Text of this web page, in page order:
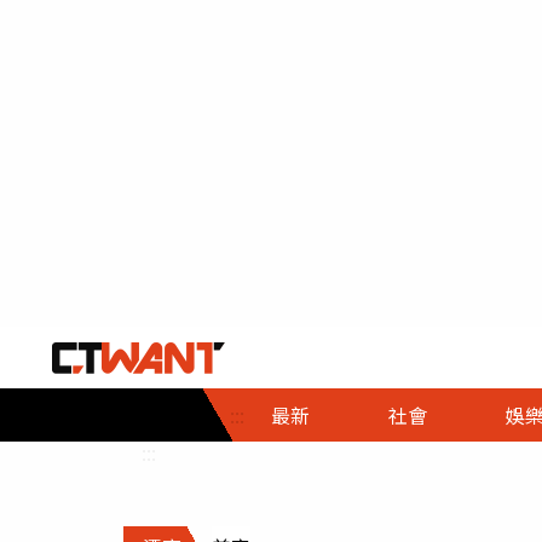
::: 最新 社會
社會首頁
時事
調查
娛樂
娛樂首頁
即時
財經首頁
熱線
政